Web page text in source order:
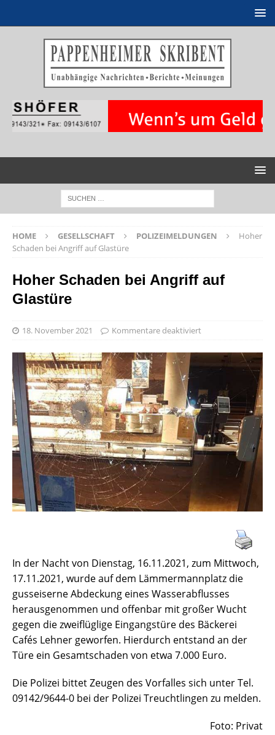
HOME GESELLSCHAFT POLIZEIMELDUNGEN
Hoher
Schaden bei Angriff auf Glastüre
Hoher Schaden bei Angriff auf
Glastüre
18. November 2021 Kommentare deaktiviert
In der Nacht von Dienstag, 16.11.2021, zum Mittwoch,
17.11.2021, wurde auf dem Lämmermannplatz die
gusseiserne Abdeckung eines Wasserabflusses
herausgenommen und offenbar mit großer Wucht
gegen die zweiflüglige Eingangstüre des Bäckerei
Cafés Lehner geworfen. Hierdurch entstand an der
Türe ein Gesamtschaden von etwa 7.000 Euro.
Die Polizei bittet Zeugen des Vorfalles sich unter Tel.
09142/9644-0 bei der Polizei Treuchtlingen zu melden.
Foto: Privat